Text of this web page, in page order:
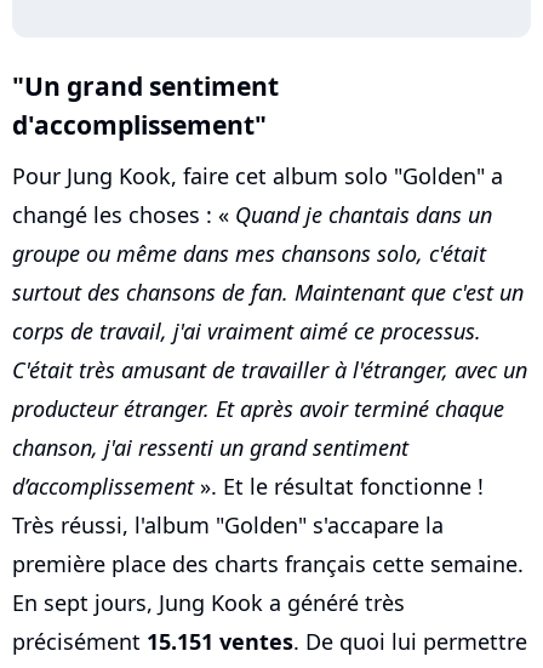
"Un grand sentiment
d'accomplissement"
Pour Jung Kook, faire cet album solo "Golden" a
changé les choses : « Quand je chantais dans un
groupe ou même dans mes chansons solo, c'était
surtout des chansons de fan. Maintenant que c'est un
corps de travail, j'ai vraiment aimé ce processus.
C'était très amusant de travailler à l'étranger, avec un
producteur étranger. Et après avoir terminé chaque
chanson, j'ai ressenti un grand sentiment
d’accomplissement». Et le résultat fonctionne !
Très réussi, l'album "Golden" s'accapare la
première place des charts français cette semaine.
En sept jours, Jung Kook a généré très
précisément 15.151 ventes. De quoi lui permettre